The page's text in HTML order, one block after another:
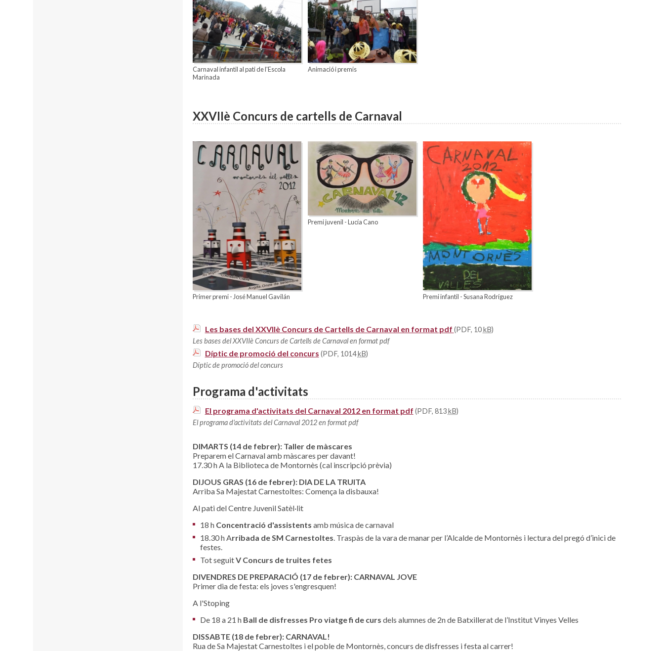
Carnaval infantil al pati de l'Escola
Marinada
Animació i premis
XXVIIè Concurs de cartells de Carnaval
Primer premi - José Manuel Gavilán
Premi juvenil - Lucía Cano
Premi infantil - Susana Rodríguez
Les bases del XXVIIè Concurs de Cartells de Carnaval en format pdf (PDF, 10kB)
Les bases del XXVIIè Concurs de Cartells de Carnaval en format pdf
Díptic de promoció del concurs (PDF, 1014kB)
Díptic de promoció del concurs
Programa d'activitats
El programa d'activitats del Carnaval 2012 en format pdf (PDF, 813kB)
El programa d'activitats del Carnaval 2012 en format pdf
DIMARTS (14 de febrer): Taller de màscares
Preparem el Carnaval amb màscares per davant!
17.30 h A la Biblioteca de Montornès (cal inscripció prèvia)
DIJOUS GRAS (16 de febrer): DIA DE LA TRUITA
Arriba Sa Majestat Carnestoltes: Comença la disbauxa!
Al pati del Centre Juvenil Satèl·lit
18 h Concentració d'assistents amb música de carnaval
18.30 h Arribada de SM Carnestoltes. Traspàs de la vara de manar per l’Alcalde de Montornès i lectura del pregó d’inici de
festes.
Tot seguitV Concurs de truites fetes
DIVENDRES DE PREPARACIÓ (17 de febrer): CARNAVAL JOVE
Primer dia de festa: els joves s'engresquen!
A l'Stoping
De 18 a 21 h Ball de disfresses Pro viatge fi de curs dels alumnes de 2n de Batxillerat de l’Institut Vinyes Velles
DISSABTE (18 de febrer): CARNAVAL!
Rua de Sa Majestat Carnestoltes i el poble de Montornès, concurs de disfresses i festa al carrer!